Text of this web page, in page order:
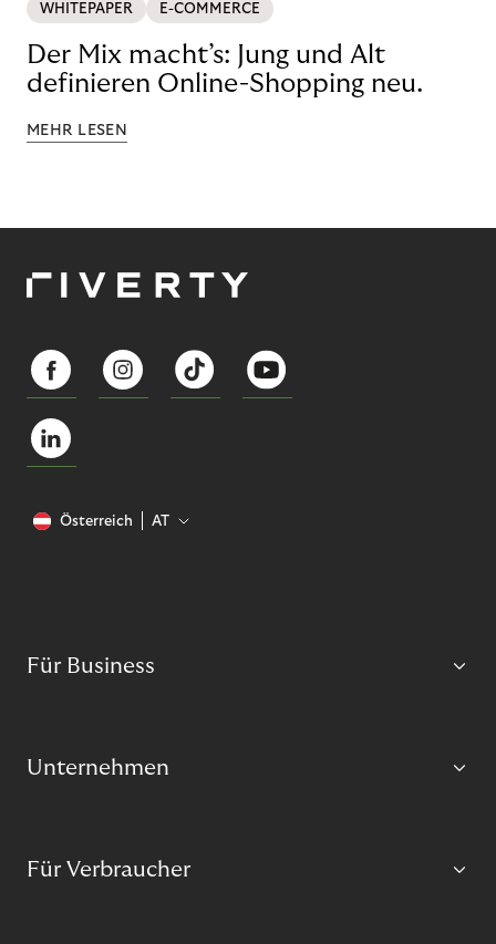
WHITEPAPER E-COMMERCE
Der Mix macht’s: Jung und Alt
definieren Online-Shopping neu.
MEHR LESEN
Österreich AT
Für Business
Unternehmen
Für Verbraucher